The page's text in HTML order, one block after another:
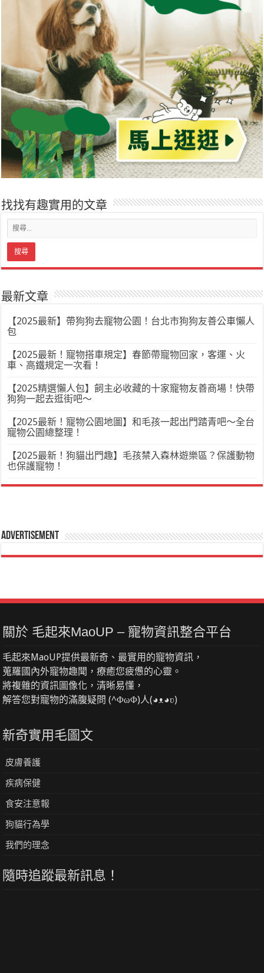
找找有趣實用的文章
最新文章
【2025最新】帶狗狗去寵物公園！台北市狗狗友善公車懶人
包
【2025最新！寵物搭車規定】春節帶寵物回家，客運、火
車、高鐵規定一次看！
【2025精選懶人包】飼主必收藏的十家寵物友善商場！快帶
狗狗一起去逛街吧～
【2025最新！寵物公園地圖】和毛孩一起出門踏青吧～全台
寵物公園總整理！
【2025最新！狗貓出門趣】毛孩禁入森林遊樂區？保護動物
也保護寵物！
Advertisement
關於 毛起來MaoUP – 寵物資訊整合平台
毛起來MaoUP提供最新奇、最實用的寵物資訊，
蒐羅國內外寵物趣聞，療癒您疲憊的心靈。
將複雜的資訊圖像化，清晰易懂，
解答您對寵物的滿腹疑問 (^ΦωΦ)人(◕ᴥ◕ʋ)
新奇實用毛圖文
皮膚養護
疾病保健
食安注意報
狗貓行為學
我們的理念
隨時追蹤最新訊息！